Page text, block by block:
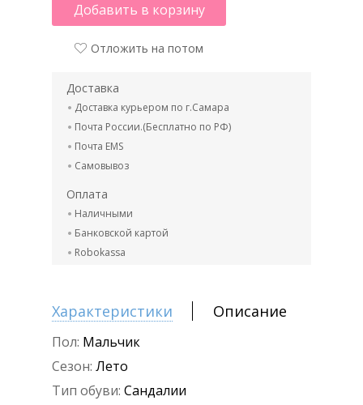
Добавить в корзину
Отложить на потом
Доставка
Доставка курьером по г.Самара
Почта России.(Бесплатно по РФ)
Почта EMS
Самовывоз
Оплата
Наличными
Банковской картой
Robokassa
Характеристики Описание
Пол: Мальчик
Сезон: Лето
Тип обуви: Сандалии